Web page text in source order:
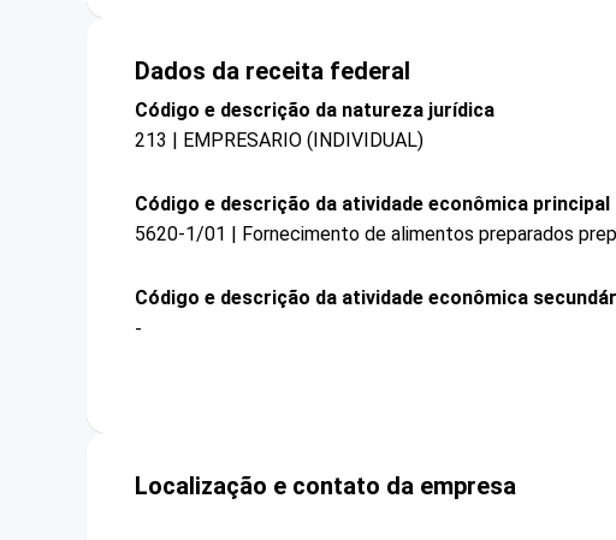
Dados da receita federal
Código e descrição da natureza jurídica
213 | EMPRESARIO (INDIVIDUAL)
Código e descrição da atividade econômica principal
5620-1/01 | Fornecimento de alimentos preparados
Código e descrição da atividade econômica
-
Localização e contato da empresa